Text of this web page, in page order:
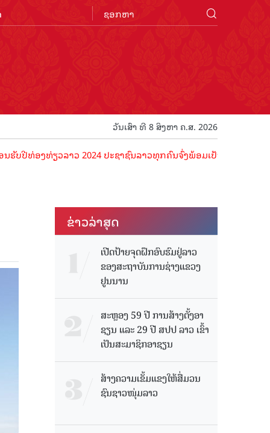
ວັນເສົາ ທີ 8 ສິງຫາ ຄ.ສ. 2026
ງທ່ຽວລາວ 2024 ປະຊາຊົນລາວທຸກຄົນຈົ່ງພ້ອມເປັນເຈົ້າພາບທີ່ດີ ຕ້ອນ
ຂ່າວ​ລ່າ​ສຸດ
ເປີດປ້າຍຈຸດຝຶກອົບຮົມຢູ່ລາວ
ຂອງສະຖາບັນການຊ່າງແຂວງ
ຢູນນານ
ສະຫຼອງ 59 ປີ ການສ້າງຕັ້ງອາ
ຊຽນ ແລະ 29 ປີ ສປປ ລາວ ເຂົ້າ
ເປັນສະມາຊິກອາຊຽນ
ສ້າງຄວາມເຂັ້ມແຂງໃຫ້ສື່ມວນ
ຊົນຊາວໜຸ່ມລາວ